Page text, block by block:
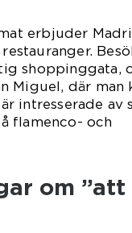
erbjuder
shoppinggata,
Miguel, där
intresserade av
flamenco- och
om ”att